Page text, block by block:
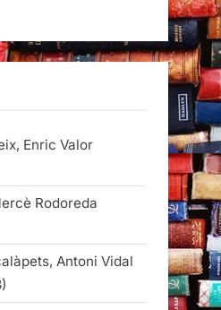
Enric Valor
Rodoreda
Antoni Vidal